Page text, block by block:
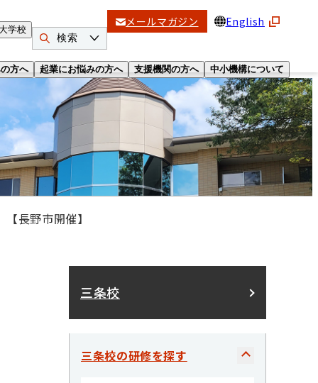
方へ 起業にお悩みの方へ 支援機関の方へ 中小機構について
学校
検索
メールマガジン English
長野市開催】
三条校
三条校の研修を探す